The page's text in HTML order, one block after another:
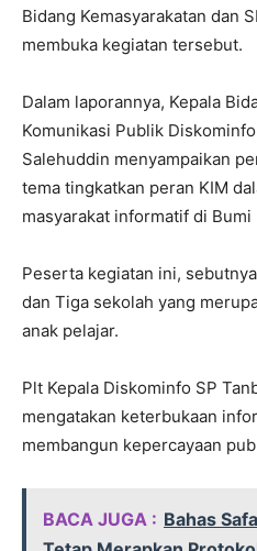
Bidang Kemasyarakatan dan
membuka kegiatan tersebut.
Dalam laporannya, Kepala
Komunikasi Publik
Salehuddin menyampaikan
tema tingkatkan peran KIM
masyarakat informatif di Bumi
Peserta kegiatan ini,
dan Tiga sekolah yang
anak pelajar.
Plt Kepala Diskominfo SP
mengatakan keterbukaan
membangun kepercayaan
BACA JUGA : Bahas